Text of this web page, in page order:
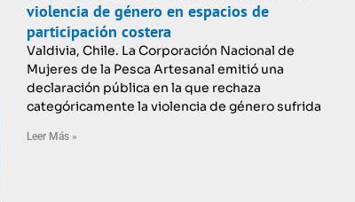
violencia de género en espacios de
participación costera
Valdivia, Chile. La Corporación Nacional de
Mujeres de la Pesca Artesanal emitió una
declaración pública en la que rechaza
categóricamente la violencia de género sufrida
Leer Más »